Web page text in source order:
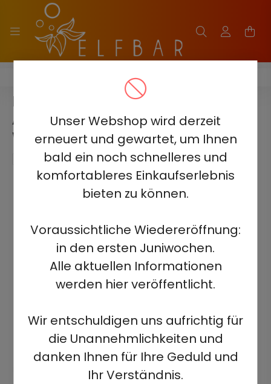
Unser Webshop wird derzeit
erneuert und gewartet, um Ihnen
bald ein noch schnelleres und
komfortableres Einkaufserlebnis
bieten zu können.
Voraussichtliche Wiedereröffnung:
in den ersten Juniwochen.
Alle aktuellen Informationen
werden hier veröffentlicht.
Wir entschuldigen uns aufrichtig für
die Unannehmlichkeiten und
danken Ihnen für Ihre Geduld und
Ihr Verständnis.
ELF BAR FS18000
ELF BAR FS18000 - KIWI-
ANANAS-EIS 5% -
WIEDERAUFLADBAR